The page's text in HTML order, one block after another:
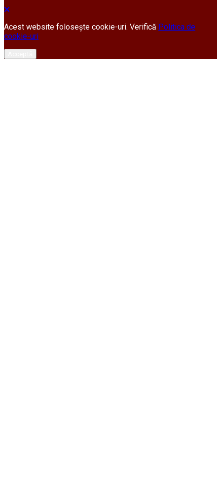
Acest website folosește cookie-uri. Verifică Politica de
cookie-uri